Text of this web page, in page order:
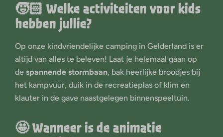
🧒🏻 Welke activiteiten voor kids
hebben jullie?
Op onze kindvriendelijke camping in Gelderland is er
altijd van alles te beleven! Laat je helemaal gaan op
despannende stormbaan, bak heerlijke broodjes bij
het kampvuur, duik in de recreatieplas of klim en
klauter in de gave naastgelegen binnenspeeltuin.
🤩 Wanneer is de animatie